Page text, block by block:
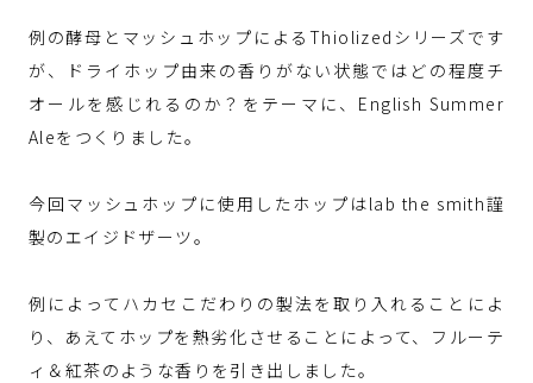
例の酵母とマッシュホップによるThiolizedシリーズです
が、ドライホップ由来の香りがない状態ではどの程度チ
オールを感じれるのか？をテーマに、English Summer
Aleをつくりました。
今回マッシュホップに使用したホップはlab the smith謹
製のエイジドザーツ。
例によってハカセこだわりの製法を取り入れることによ
り、あえてホップを熱劣化させることによって、フルーテ
ィ＆紅茶のような香りを引き出しました。